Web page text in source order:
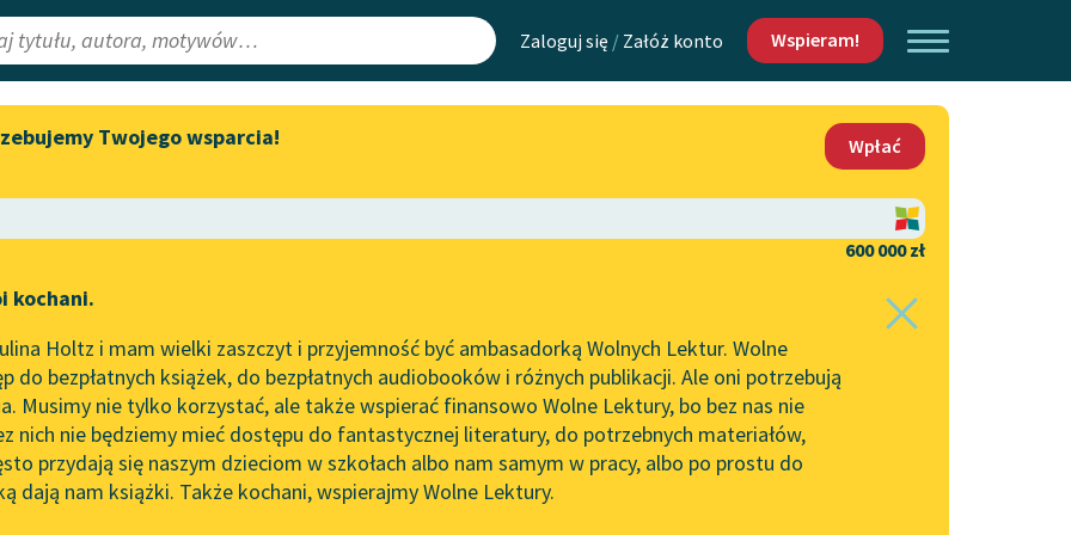
Zaloguj się / Załóż konto Wspieram!
Lektury
redakcyjne
Aktualności
„Prokurator Alicja Horn” do
literatury skandynawskiej
Spotkanie z Katarzyną Tunkiel
w Oslo
102. lata temu zmarł Joseph
Conrad
Mapa Wolnych Lektur
Leśmianator
API
OAI-PMH
Widget Wolnych Lektur
Kontakt
O projekcie
Zasady wykorzystania
Wolnych Lektur
Logotypy
Materiały promocyjne
Twojego wsparcia!
Wpłać
600 000 zł
kochani.
Holtz i mam wielki zaszczyt i przyjemność być ambasadorką Wolnych Lektur. Wolne
do bezpłatnych książek, do bezpłatnych audiobooków i różnych publikacji. Ale oni potrzebują
Musimy nie tylko korzystać, ale także wspierać finansowo Wolne Lektury, bo bez nas nie
nich nie będziemy mieć dostępu do fantastycznej literatury, do potrzebnych materiałów,
przydają się naszym dzieciom w szkołach albo nam samym w pracy, albo po prostu do
dają nam książki. Także kochani, wspierajmy Wolne Lektury.
Jasnorzewska
w nocy